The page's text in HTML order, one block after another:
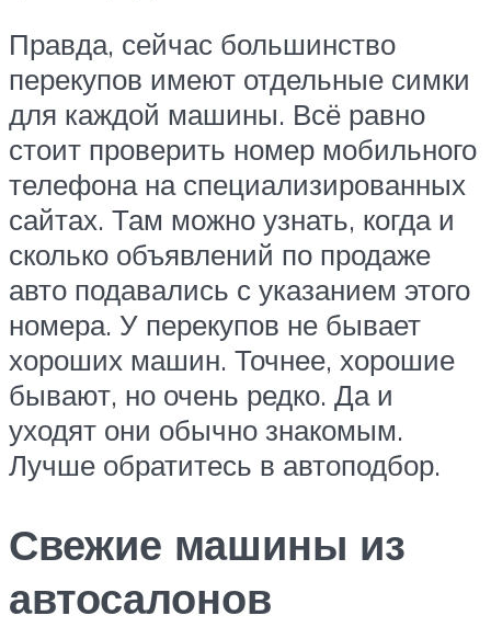
Правда, сейчас большинство
перекупов имеют отдельные симки
для каждой машины. Всё равно
стоит проверить номер мобильного
телефона на специализированных
сайтах. Там можно узнать, когда и
сколько объявлений по продаже
авто подавались с указанием этого
номера. У перекупов не бывает
хороших машин. Точнее, хорошие
бывают, но очень редко. Да и
уходят они обычно знакомым.
Лучше обратитесь в автоподбор.
Свежие машины из
автосалонов